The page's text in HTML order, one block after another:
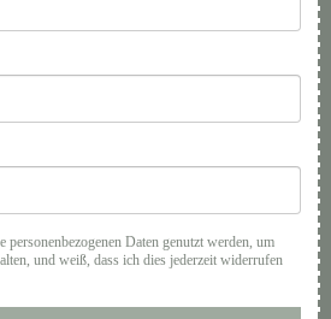
personenbezogenen Daten genutzt werden, um
und weiß, dass ich dies jederzeit widerrufen